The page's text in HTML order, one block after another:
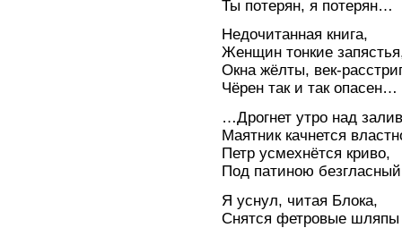
Ты потерян, я потерян…
Недочитанная книга,
Женщин тонкие
Окна жёлты, век-
Чёрен так и так опасен…
…Дрогнет утро над
Маятник качнется
Петр усмехнётся криво,
Под патиною
Я уснул, читая Блока,
Снятся фетровые